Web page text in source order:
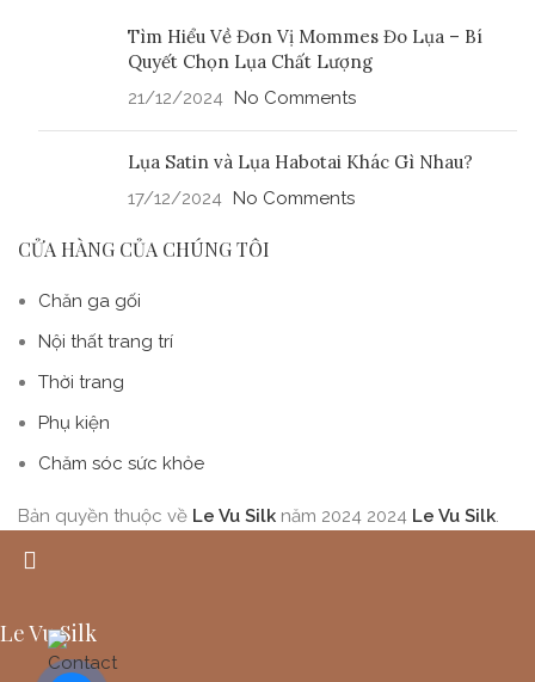
Tìm Hiểu Về Đơn Vị Mommes Đo Lụa – Bí
Quyết Chọn Lụa Chất Lượng
21/12/2024 No Comments
Lụa Satin và Lụa Habotai Khác Gì Nhau?
17/12/2024 No Comments
CỬA HÀNG CỦA CHÚNG TÔI
Chăn ga gối
Nội thất trang trí
Thời trang
Phụ kiện
Chăm sóc sức khỏe
Bản quyền thuộc về Le Vu Silk năm 2024 2024 Le Vu Silk.
Le Vu Silk